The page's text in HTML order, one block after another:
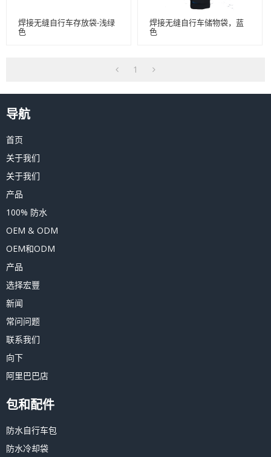
焊接无缝自行车存放袋-浅绿
色
焊接无缝自行车储物袋，蓝
色
1
导航
首页
关于我们
关于我们
产品
100% 防水
OEM & ODM
OEM和ODM
产品
选择宏豐
新闻
常问问题
联系我们
向下
阿里巴巴店
包和配件
防水自行车包
防水冷却袋